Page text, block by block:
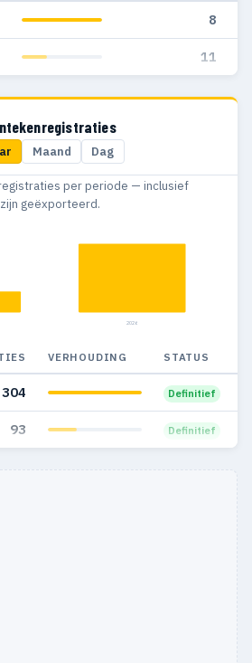
8
11
Maand Dag
per periode — inclusief
geëxporteerd.
2026
VERHOUDING STATUS
304 Definitief
93 Definitief